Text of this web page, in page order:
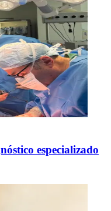
especializado